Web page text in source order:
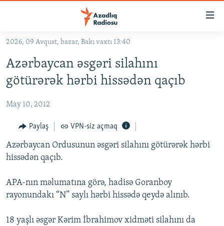
Əsas
qayıt
Əsas
naviqasiyaya
qayıt
KORRUPSIOMETR
#ƏSLINDƏ
FƏRQƏ BAX
QANUNI DOĞRU
ARAŞDIRMA
MULTIMEDIA
VIDEO
FOTOQALEREYA
RADIO ARXIV
OXU ZALI
HAQQIMIZDA
2026, 09 Avqust, bazar, Bakı vaxtı 13:40
Azərbaycan əsgəri silahını
götürərək hərbi hissədən qaçıb
May 10, 2012
Paylaş VPN-siz açmaq
Azərbaycan Ordusunun əsgəri silahını götürərək hərbi
hissədən qaçıb.
APA-nın məlumatına görə, hadisə Goranboy
rayonundakı “N” saylı hərbi hissədə qeydə alınıb.
18 yaşlı əsgər Kərim İbrahimov xidməti silahını da